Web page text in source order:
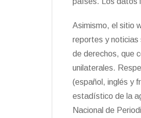
Asimismo, el sitio
reportes y noticias
de derechos, que
unilaterales.
(español, inglés y
estadístico de la
Nacional de